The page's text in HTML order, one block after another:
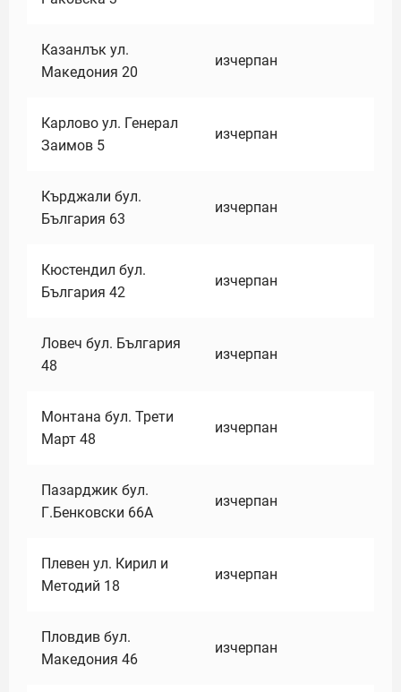
Казанлък ул.
Македония 20
изчерпан
Карлово ул. Генерал
Заимов 5
изчерпан
Кърджали бул.
България 63
изчерпан
Кюстендил бул.
България 42
изчерпан
Ловеч бул. България
48
изчерпан
Монтана бул. Трети
Март 48
изчерпан
Пазарджик бул.
Г.Бенковски 66А
изчерпан
Плевен ул. Кирил и
Методий 18
изчерпан
Пловдив бул.
Македония 46
изчерпан